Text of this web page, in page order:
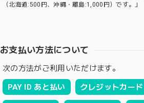
（北海道:500円、沖縄・離島:1,000円）です。」
お支払い方法について
次の方法がご利用いただけます。
PAY ID あと払い クレジットカード